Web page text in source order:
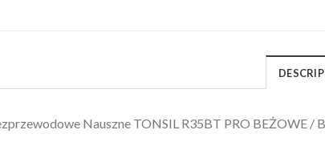
Nauszne TONSIL R35BT PRO BEŻOWE /